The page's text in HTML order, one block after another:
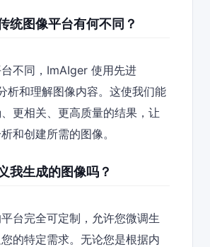
统图像平台有何不同？
不同，ImAIger 使用先进
析和理解图像内容。这使我们能
更相关、更高质量的结果，让
和创建所需的图像。
我生成的图像吗？
台完全可定制，允许您微调生
的特定需求。无论您是根据内